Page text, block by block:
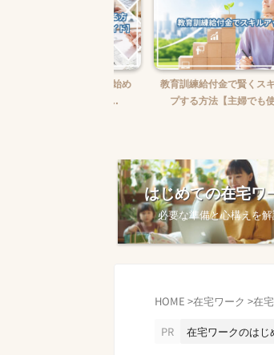
教育訓練給付金で賢くスキルアッ
プする方法【主婦でも使え...
はじめての在宅ワ
必要な準備と心構えを解
HOME >在宅ワーク >在
PR
在宅ワークのはじ